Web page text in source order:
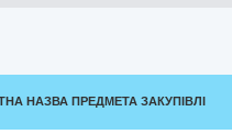
НАЗВА ПРЕДМЕТА ЗАКУПІВЛІ